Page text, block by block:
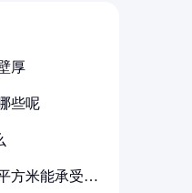
厚
些呢
方米能承受多